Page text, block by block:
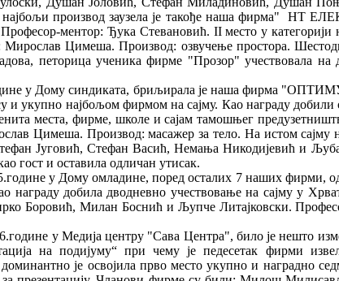
најбољи производ заузела је такође наша фирма"
ментор: Ђука Стевановић. ΙΙ место у
Цимеша. Производ: озвучење простора.
петорица ученика фирме "Прозор" учествовала
у Дому синдиката, бриљирала је наша фирма
укупно најбољом фирмом на сајму. Каo награду добили
места, фирме, школе и сајам тамошњег
Цимеша. Производ: масажер за тело. На истом сајму
Југовић, Стефан Васић, Немања Никодијевић и
гост и оставила одличан утисак.
у Дому омладине, поред осталих 7 наших
награду добила дводневно учествовање на сајму у
Боровић, Милан Боснић и Љупче Литајковски.
у Медија центру "Сава Центра", било је нешто
на подијуму“ при чему је педесетак фирми
је освојила прво место укупно и наградно